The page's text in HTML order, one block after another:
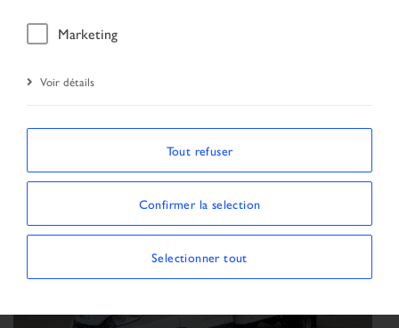
Page d'accueil
Marketing
Voir détails
Tout refuser
Confirmer la selection
Selectionner tout